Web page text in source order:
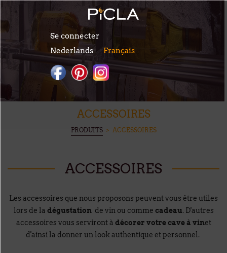
Se connecter
Nederlands
Français
ACCESSOIRES
VOUS ÊTES ICI
PRODUITS> ACCESSOIRES
ACCESSOIRES
Les accessoires que nous proposons peuvent vous être utiles
lors de la dégustation de vin ou comme cadeau. D'autres
accessoires vous serviront à décorer votre cave à vinet
d'ainsi la donner un look authentique et personnel.